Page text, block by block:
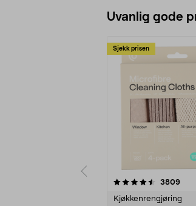
Uvanlig gode
Sjekk prisen
3809
Kjøkkenrengjøring
4.5av 5